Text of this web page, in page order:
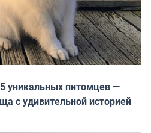
уникальных питомцев —
с удивительной историей